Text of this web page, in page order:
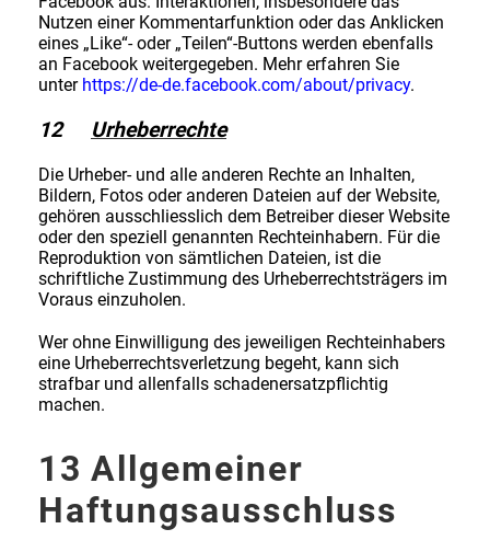
Nutzen einer Kommentarfunktion oder das Anklicken
eines „Like“- oder „Teilen“-Buttons werden ebenfalls
an Facebook weitergegeben. Mehr erfahren Sie
unter https://de-de.facebook.com/about/privacy.
12 Urheberrechte
Die Urheber- und alle anderen Rechte an Inhalten,
Bildern, Fotos oder anderen Dateien auf der Website,
gehören ausschliesslich dem Betreiber dieser Website
oder den speziell genannten Rechteinhabern. Für die
Reproduktion von sämtlichen Dateien, ist die
schriftliche Zustimmung des Urheberrechtsträgers im
Voraus einzuholen.
Wer ohne Einwilligung des jeweiligen Rechteinhabers
eine Urheberrechtsverletzung begeht, kann sich
strafbar und allenfalls schadenersatzpflichtig
machen.
13 Allgemeiner
Haftungsausschluss